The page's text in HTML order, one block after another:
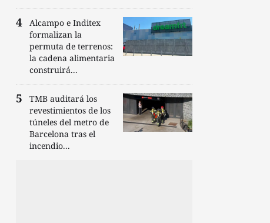
Alcampo e Inditex
formalizan la
permuta de terrenos:
la cadena alimentaria
construirá...
TMB auditará los
revestimientos de los
túneles del metro de
Barcelona tras el
incendio...